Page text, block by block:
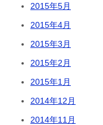
2015年5月
2015年4月
2015年3月
2015年2月
2015年1月
2014年12月
2014年11月